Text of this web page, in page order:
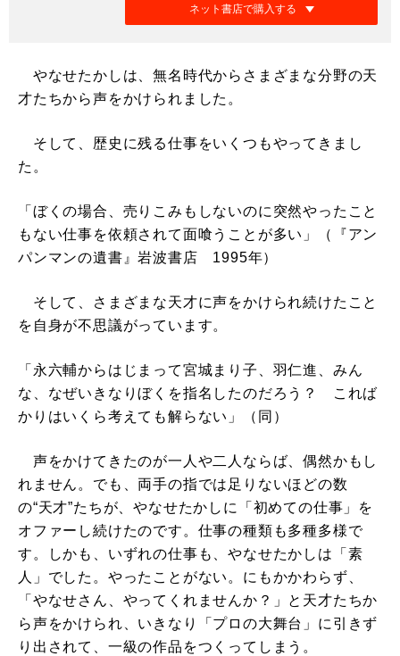
ネット書店で購入する
やなせたかしは、無名時代からさまざまな分野の天
才たちから声をかけられました。
そして、歴史に残る仕事をいくつもやってきまし
た。
「ぼくの場合、売りこみもしないのに突然やったこと
もない仕事を依頼されて面喰うことが多い」（『アン
パンマンの遺書』岩波書店 1995年）
そして、さまざまな天才に声をかけられ続けたこと
を自身が不思議がっています。
「永六輔からはじまって宮城まり子、羽仁進、みん
な、なぜいきなりぼくを指名したのだろう？ これば
かりはいくら考えても解らない」（同）
声をかけてきたのが一人や二人ならば、偶然かもし
れません。でも、両手の指では足りないほどの数
の“天才”たちが、やなせたかしに「初めての仕事」を
オファーし続けたのです。仕事の種類も多種多様で
す。しかも、いずれの仕事も、やなせたかしは「素
人」でした。やったことがない。にもかかわらず、
「やなせさん、やってくれませんか？」と天才たちか
ら声をかけられ、いきなり「プロの大舞台」に引きず
り出されて、一級の作品をつくってしまう。